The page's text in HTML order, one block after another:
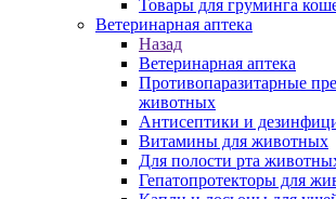
Товары для груминга
Ветеринарная аптека
Назад
Ветеринарная аптека
Противопаразитарные
животных
Антисептики и
Витамины для животных
Для полости рта
Гепатопротекторы для